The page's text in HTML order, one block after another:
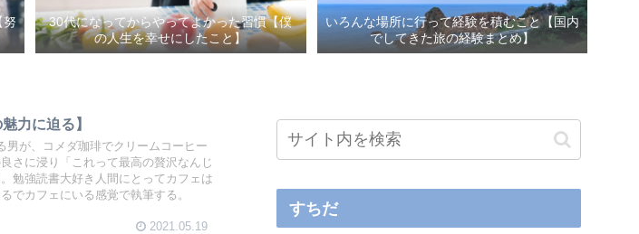
努
30代になってからやってよかった習慣【僕
の人生を幸せにしたこと】
いろんな場所に行って経験を積むこと【国内
でしてきた旅の経験まとめ】
力に迫る】
男が、コメダ珈琲でクリームコーヒー
さに浸り「これって最高の贅沢なんじ
勉強読書大好き人間にとってカフェは
でカフェにいる感覚で執筆する。
2021.05.19
すちだ